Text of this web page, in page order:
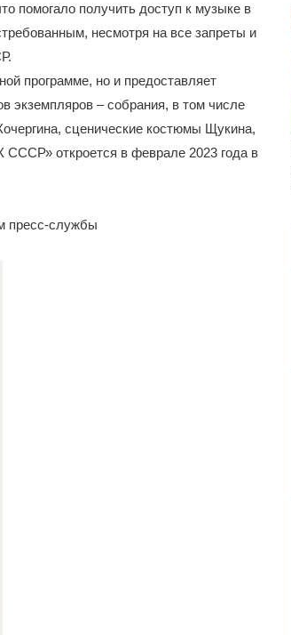
помогало получить доступ к музыке в
несмотря на все запреты и
программе, но и предоставляет
экземпляров – собрания, в том числе
сценические костюмы Щукина,
СССР» откроется в феврале 2023 года в
пресс-службы